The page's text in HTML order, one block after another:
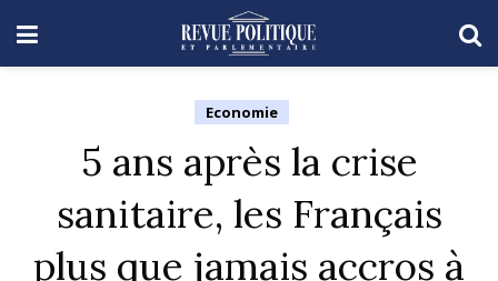
Economie
5 ans après la crise
sanitaire, les Français
plus que jamais accros à